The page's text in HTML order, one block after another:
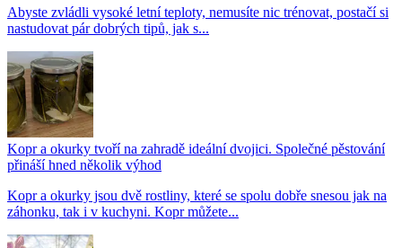
Abyste zvládli vysoké letní teploty, nemusíte nic trénovat, postačí si
nastudovat pár dobrých tipů, jak s...
Kopr a okurky tvoří na zahradě ideální dvojici. Společné pěstování
přináší hned několik výhod
Kopr a okurky jsou dvě rostliny, které se spolu dobře snesou jak na
záhonku, tak i v kuchyni. Kopr můžete...